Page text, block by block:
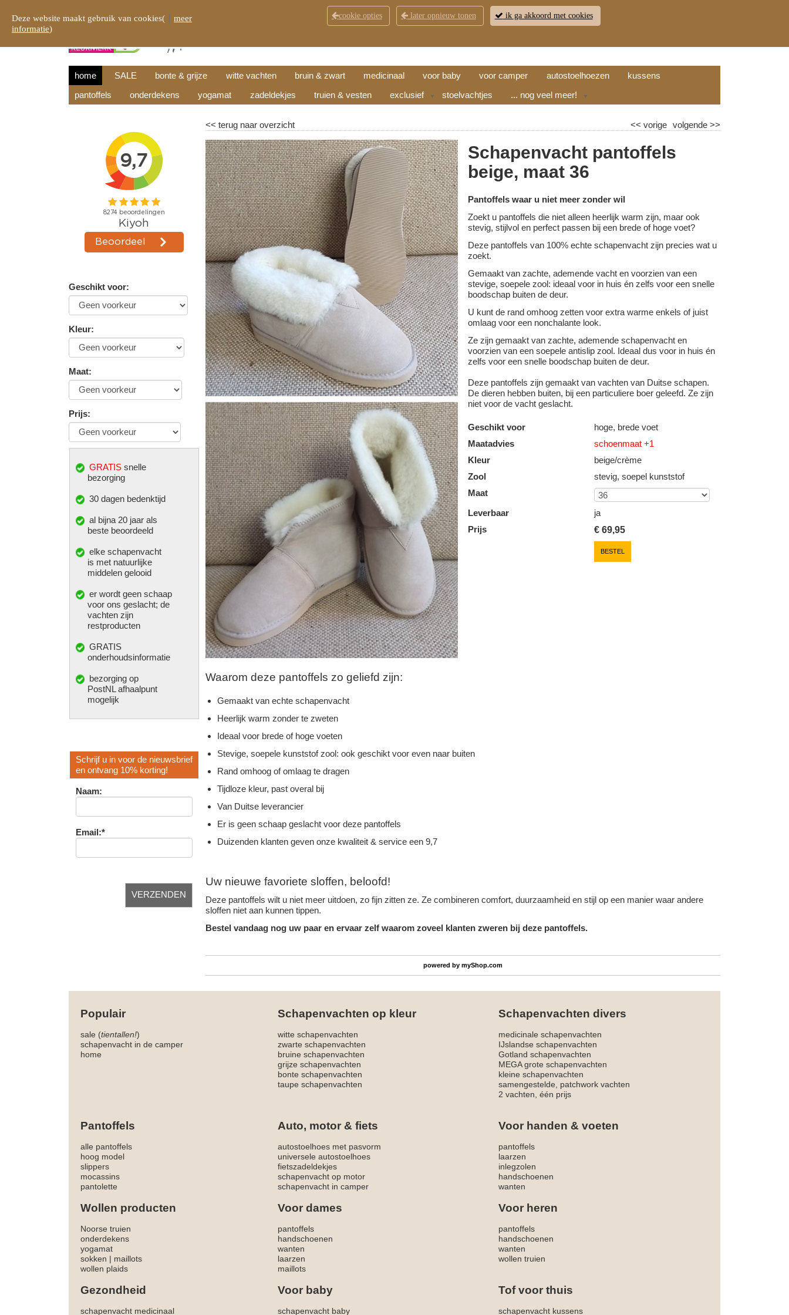
KLANTENSERVICE CONTACT OPENINGSTIJDEN RETOUR WINKELWAGEN (
home SALE bonte & grijze witte vachten bruin & zwart medicinaal voor baby voor camper autostoelhoezen
kussens
pantoffels
onderdekens yogamat zadeldekjes truien & vesten exclusief ▼ stoelvachtjes ... nog veel meer! ▼
Geschikt voor:
Kleur:
Maat:
Prijs:
GRATIS snelle
bezorging
30 dagen bedenktijd
al bijna 20 jaar als
beste beoordeeld
elke schapenvacht
is met natuurlijke
middelen gelooid
er wordt geen schaap
voor ons geslacht; de
vachten zijn
restproducten
GRATIS
onderhoudsinformatie
bezorging op
PostNL afhaalpunt
mogelijk
Schrijf u in voor de nieuwsbrief
en ontvang 10% korting!
Naam:
Email:*
<<terug naar overzicht volgende>>
<< vorige
Schapenvacht pantoffels
beige, maat 36
Pantoffels waar u niet meer zonder wil
Zoekt u pantoffels die niet alleen heerlijk warm zijn, maar ook
stevig, stijlvol en perfect passen bij een brede of hoge voet?
Deze pantoffels van 100% echte schapenvacht zijn precies wat u
zoekt.
Gemaakt van zachte, ademende vacht en voorzien van een
stevige, soepele zool: ideaal voor in huis én zelfs voor een snelle
boodschap buiten de deur.
U kunt de rand omhoog zetten voor extra warme enkels of juist
omlaag voor een nonchalante look.
Ze zijn gemaakt van zachte, ademende schapenvacht en
voorzien van een soepele antislip zool. Ideaal dus voor in huis én
zelfs voor een snelle boodschap buiten de deur.
Deze pantoffels zijn gemaakt van vachten van Duitse schapen.
De dieren hebben buiten, bij een particuliere boer geleefd. Ze zijn
niet voor de vacht geslacht.
Geschikt voor
hoge, brede voet
Maatadvies
schoenmaat +1
Kleur
beige/crème
Zool
stevig, soepel kunststof
Maat
Leverbaar
ja
Prijs
€69,95
BESTEL
Waarom deze pantoffels zo geliefd zijn:
Gemaakt van echte schapenvacht
Heerlijk warm zonder te zweten
Ideaal voor brede of hoge voeten
Stevige, soepele kunststof zool: ook geschikt voor even naar buiten
Rand omhoog of omlaag te dragen
Tijdloze kleur, past overal bij
Van Duitse leverancier
Er is geen schaap geslacht voor deze pantoffels
Duizenden klanten geven onze kwaliteit & service een 9,7
Uw nieuwe favoriete sloffen, beloofd!
Deze pantoffels wilt u niet meer uitdoen, zo fijn zitten ze. Ze combineren comfort, duurzaamheid en stijl op een manier waar andere
sloffen niet aan kunnen tippen.
Bestel vandaag nog uw paar en ervaar zelf waarom zoveel klanten zweren bij deze pantoffels.
powered bymyShop.com
Populair Schapenvachten op kleur Schapenvachten divers
sale (tientallen!) witte schapenvachten
medicinale schapenvachten
schapenvacht in de camper
zwarte schapenvachten
IJslandse schapenvachten
home
bruine schapenvachten
Gotland schapenvachten
grijze schapenvachten
MEGA grote schapenvachten
bonte schapenvachten
kleine schapenvachten
taupe schapenvachten
samengestelde, patchwork vachten
2 vachten, één prijs
Pantoffels Auto, motor & fiets Voor handen & voeten
alle pantoffels autostoelhoes met pasvorm
pantoffels
hoog model
universele autostoelhoes
laarzen
slippers
fietszadeldekjes
inlegzolen
mocassins
schapenvacht op motor
handschoenen
pantolette
schapenvacht in camper wanten
Wollen producten Voor dames Voor heren
Noorse truien pantoffels
pantoffels
onderdekens
handschoenen
handschoenen
yogamat
wanten
wanten
sokken | maillots laarzen
wollen truien
wollen plaids
maillots
Gezondheid Voor baby Tof voor thuis
schapenvacht medicinaal schapenvacht baby schapenvacht kussens
Deze website maakt gebruik van cookies(
meer
informatie)
cookie opties later opnieuw tonen ik ga akkoord met cookies